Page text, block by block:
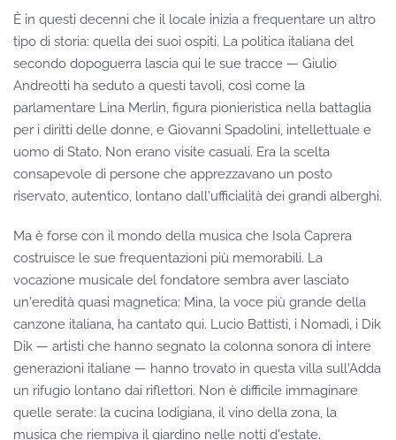
È in questi decenni che il locale inizia a frequentare un altro
tipo di storia: quella dei suoi ospiti. La politica italiana del
secondo dopoguerra lascia qui le sue tracce — Giulio
Andreotti ha seduto a questi tavoli, così come la
parlamentare Lina Merlin, figura pionieristica nella battaglia
per i diritti delle donne, e Giovanni Spadolini, intellettuale e
uomo di Stato. Non erano visite casuali. Era la scelta
consapevole di persone che apprezzavano un posto
riservato, autentico, lontano dall'ufficialità dei grandi alberghi.
Ma è forse con il mondo della musica che Isola Caprera
costruisce le sue frequentazioni più memorabili. La
vocazione musicale del fondatore sembra aver lasciato
un'eredità quasi magnetica: Mina, la voce più grande della
canzone italiana, ha cantato qui. Lucio Battisti, i Nomadi, i Dik
Dik — artisti che hanno segnato la colonna sonora di intere
generazioni italiane — hanno trovato in questa villa sull'Adda
un rifugio lontano dai riflettori. Non è difficile immaginare
quelle serate: la cucina lodigiana, il vino della zona, la
musica che riempiva il giardino nelle notti d'estate.